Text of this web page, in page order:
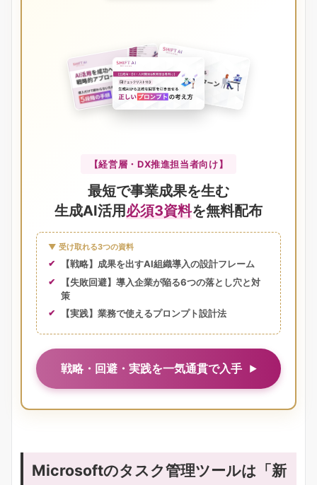
【経営層・DX推進担当者向け】
最短で事業成果を生む
生成AI活用必須3資料を無料配布
▼ 受け取れる3つの資料
【戦略】成果を出すAI組織導入の設計フレーム
【失敗回避】導入企業が陥る6つの落とし穴と対
策
【実践】業務で使えるプロンプト設計法
戦略・回避・実践を一気通貫で入手
Microsoftのタスク管理ツールは「新